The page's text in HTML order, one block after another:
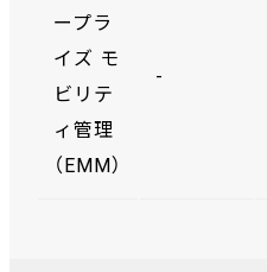
ープラ
イズ モ
ビリテ
ィ管理
（EMM）
-